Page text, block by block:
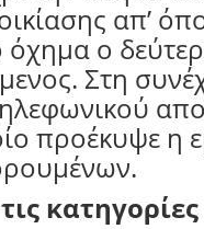
απ’
όχημα ο
Στη
προέκυψε η
κατηγορίες